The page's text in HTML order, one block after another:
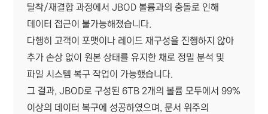
탈착/재결합 과정에서 JBOD 볼륨과의 충돌로 인해
데이터 접근이 불가능해졌습니다.
다행히 고객이 포맷이나 레이드 재구성을 진행하지 않아
추가 손상 없이 원본 상태를 유지한 채로 정밀 분석 및
파일 시스템 복구 작업이 가능했습니다.
그 결과, JBOD로 구성된 6TB 2개의 볼륨 모두에서 99%
이상의 데이터 복구에 성공하였으며, 문서 위주의